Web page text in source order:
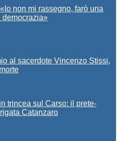
non mi rassegno, farò una
democrazia»
al sacerdote Vincenzo Stissi,
trincea sul Carso: il prete-
Catanzaro